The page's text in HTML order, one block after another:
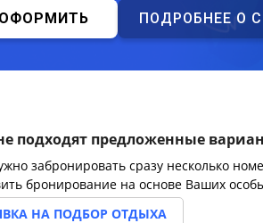
ОФОРМИТЬ ПОДРОБНЕЕ О
подходят предложенные
забронировать сразу несколько
бронирование на основе Ваших
НА ПОДБОР ОТДЫХА